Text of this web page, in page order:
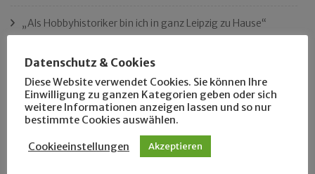
„Als Hobbyhistoriker bin ich in ganz Leipzig zu Hause“
Das neue Eutritzsch-Buch
Der Leipziger Schmiedetag von 1904
Rennfahrer in Schönefeld und Zschocher
Zu Fuß durch Anger-Crottendorf
Datenschutz & Cookies
Diese Website verwendet Cookies. Sie können Ihre
Einwilligung zu ganzen Kategorien geben oder sich
weitere Informationen anzeigen lassen und so nur
bestimmte Cookies auswählen.
Cookieeinstellungen Akzeptieren